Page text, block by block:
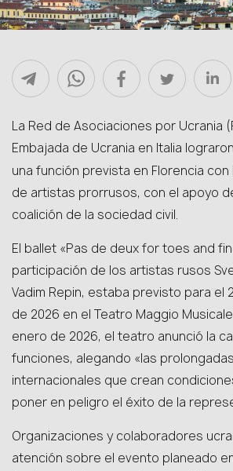
La Red de Asociaciones por Ucrania
Embajada de Ucrania en Italia
una función prevista en Florencia con
de artistas prorrusos, con el apoyo
coalición de la sociedad civil.
El ballet «Pas de deux for toes and
participación de los artistas rusos
Vadim Repin, estaba previsto para el
de 2026 en el Teatro Maggio
enero de 2026, el teatro anunció la
funciones, alegando «las
internacionales que crean
poner en peligro el éxito de la
Organizaciones y colaboradores
atención sobre el evento planeado